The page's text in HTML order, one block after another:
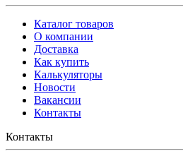
Каталог товаров
О компании
Доставка
Как купить
Калькуляторы
Новости
Вакансии
Контакты
Контакты